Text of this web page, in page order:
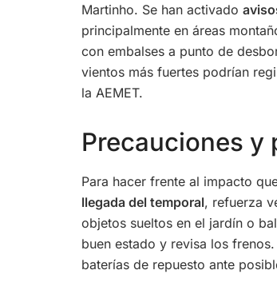
Martinho. Se han activado
principalmente en áreas
con embalses a punto de
vientos más fuertes podrían
la AEMET.
Precauciones y
Para hacer frente al impacto
llegada del temporal, refuerza
objetos sueltos en el jardín o
buen estado y revisa los frenos.
baterías de repuesto ante